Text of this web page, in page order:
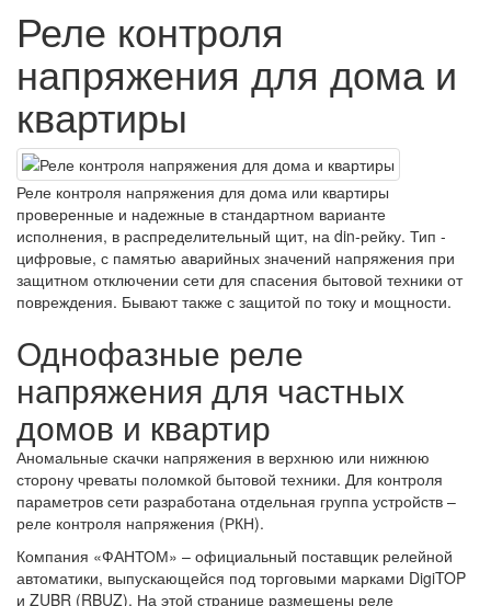
Реле контроля
напряжения для дома и
квартиры
Реле контроля напряжения для дома или квартиры
проверенные и надежные в стандартном варианте
исполнения, в распределительный щит, на din-рейку. Тип -
цифровые, с памятью аварийных значений напряжения при
защитном отключении сети для спасения бытовой техники от
повреждения. Бывают также с защитой по току и мощности.
Однофазные реле
напряжения для частных
домов и квартир
Аномальные скачки напряжения в верхнюю или нижнюю
сторону чреваты поломкой бытовой техники. Для контроля
параметров сети разработана отдельная группа устройств –
реле контроля напряжения (РКН).
Компания «ФАНТОМ» – официальный поставщик релейной
автоматики, выпускающейся под торговыми марками DigiTOP
и ZUBR (RBUZ). На этой странице размещены реле